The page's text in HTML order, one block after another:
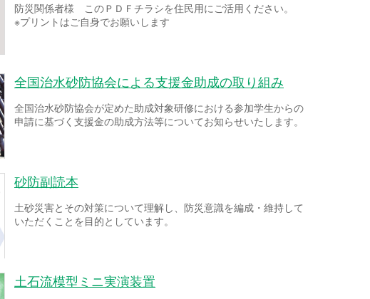
防災関係者様 このＰＤＦチラシを住民用にご活用ください。
※プリントはご自身でお願いします
全国治水砂防協会による支援金助成の取り組み
全国治水砂防協会が定めた助成対象研修における参加学生からの
申請に基づく支援金の助成方法等についてお知らせいたします。
砂防副読本
土砂災害とその対策について理解し、防災意識を編成・維持して
いただくことを目的としています。
土石流模型ミニ実演装置